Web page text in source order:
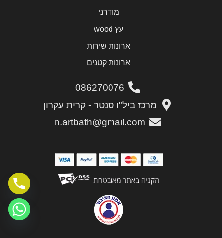
מודרני
עץ wood
ארונות שירות
ארונות קטנים
086270076
מרכז ביל"ו סנטר - קרית עקרון
n.artbath@gmail.com